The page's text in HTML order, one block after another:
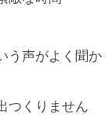
う声がよく聞か
つくりません